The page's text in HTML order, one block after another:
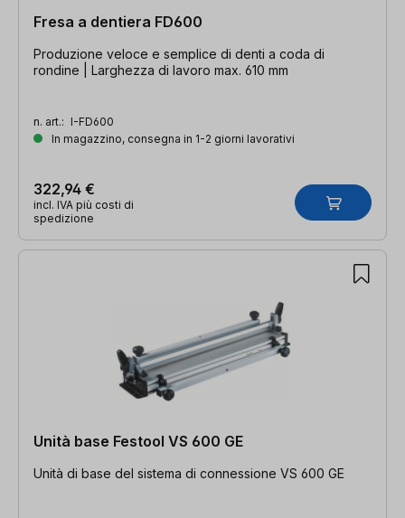
Fresa a dentiera FD600
Produzione veloce e semplice di denti a coda di
rondine | Larghezza di lavoro max. 610 mm
n. art.: I-FD600
In magazzino, consegna in 1-2 giorni lavorativi
322,94 €
incl. IVA più costi di
spedizione
Unità base Festool VS 600 GE
Unità di base del sistema di connessione VS 600 GE